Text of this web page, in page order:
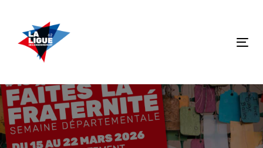
to
primary
navigation
to
content